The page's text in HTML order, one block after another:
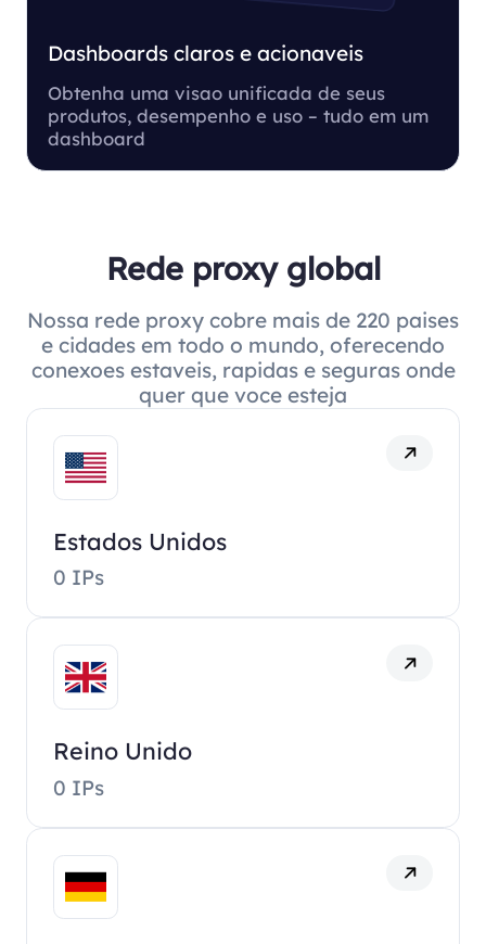
Dashboards claros e acionaveis
Obtenha uma visao unificada de seus
produtos, desempenho e uso – tudo em um
dashboard
Rede proxy global
Nossa rede proxy cobre mais de 220 paises
e cidades em todo o mundo, oferecendo
conexoes estaveis, rapidas e seguras onde
quer que voce esteja
Estados Unidos
0 IPs
Reino Unido
0 IPs